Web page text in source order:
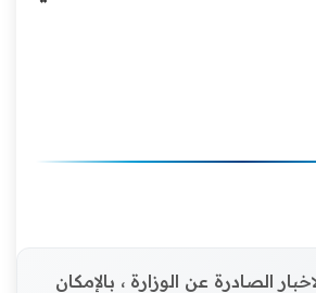
الصادرة عن الوزارة ، بالإمكان